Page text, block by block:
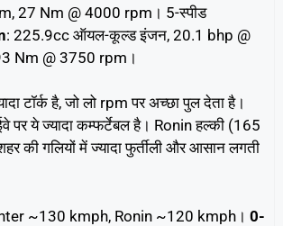
27 Nm @ 4000 rpm। 5-स्पीड
: 225.9cc ऑयल-कूल्ड इंजन, 20.1 bhp @
Nm @ 3750 rpm।
टॉर्क है, जो लो rpm पर अच्छा पुल देता है।
पर ये ज्यादा कम्फर्टेबल है। Ronin हल्की (165
की गलियों में ज्यादा फुर्तीली और आसान लगती
~130 kmph, Ronin ~120 kmph। 0-